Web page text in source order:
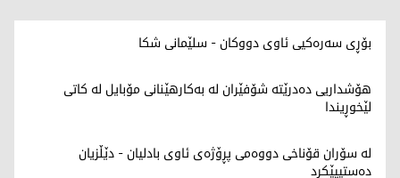
بۆڕی سەرەکیی ئاوی دووکان - سلێمانی شکا
هۆشداریی دەدرێتە شۆفێران لە بەکارهێنانی مۆبایل لە کاتی
لێخوڕیندا
لە سۆران قۆناخی دووەمی پڕۆژەی ئاوی بادلیان - دێڵزیان
دەستیپێکرد